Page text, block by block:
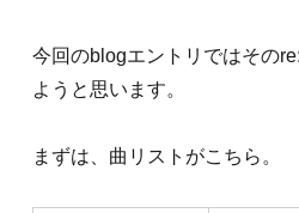
今回のblogエントリではその
ようと思います。
まずは、曲リストがこちら。